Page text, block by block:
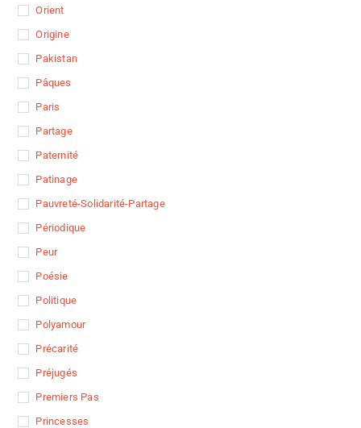
Orient
Origine
Pakistan
Pâques
Paris
Partage
Paternité
Patinage
Pauvreté-Solidarité-Partage
Périodique
Peur
Poésie
Politique
Polyamour
Précarité
Préjugés
Premiers Pas
Princesses